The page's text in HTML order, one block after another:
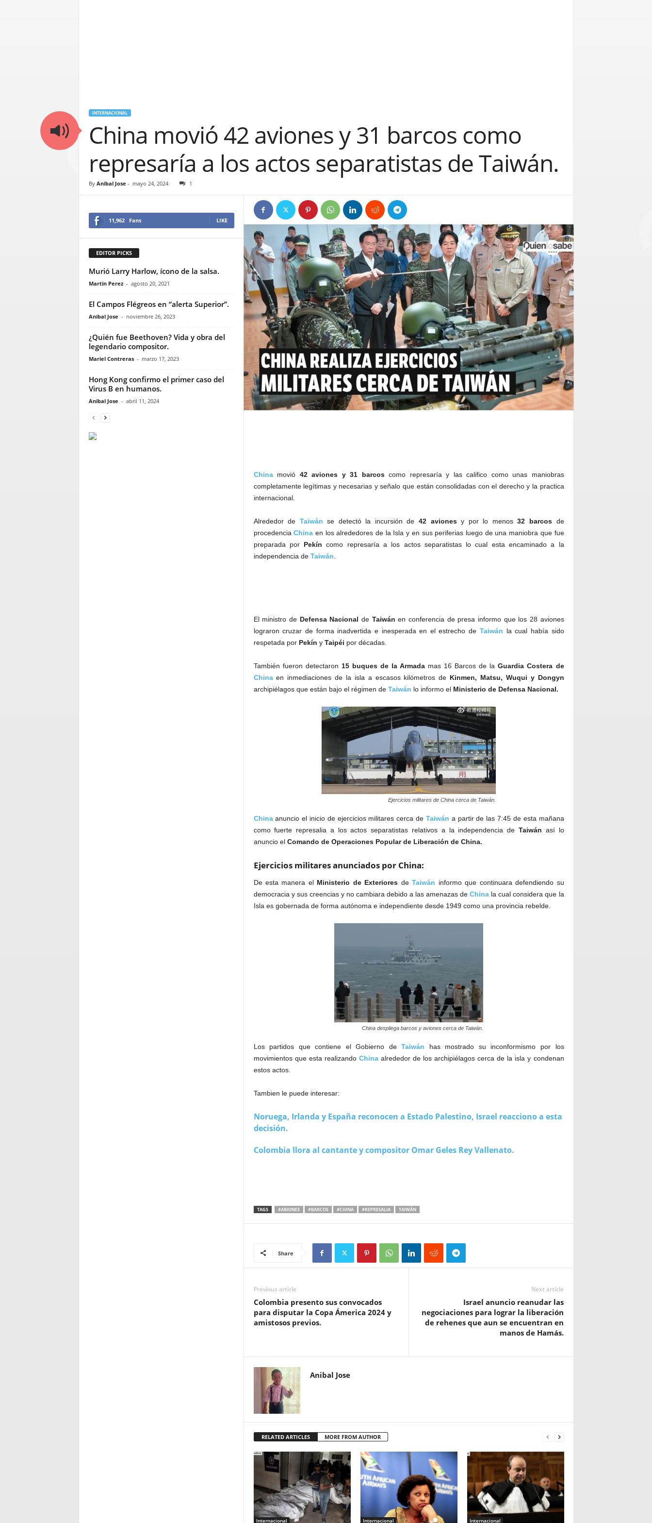
INTERNACIONAL
China movió 42 aviones y 31 barcos como
represaría a los actos separatistas de Taiwán.
By Anibal Jose - mayo 24, 2024 1
Chinamovió 42 aviones y 31 barcoscomo represaría y las califico como unas maniobras
completamente legítimas y necesarias y señalo que están consolidadas con el derecho y la practica
internacional.
Alrededor de Taiwán se detectó la incursión de 42 avionesy por lo menos32 barcosde
procedenciaChina en los alrededores de la Isla y en sus periferias luego de una maniobra que fue
preparada por Pekín como represaría a los actos separatistas lo cual esta encaminado a la
independencia de Taiwán
El ministro de Defensa Nacional de Taiwán en conferencia de presa informo que los 28 aviones
lograron cruzar de forma inadvertida e inesperada en el estrecho de Taiwán la cual había sido
respetada por Pekín y Taipéi por décadas.
También fueron detectaron 15 buques de la Armadamas 16 Barcos de laGuardia Costera de
Chinaen inmediaciones de la isla a escasos kilómetros de Kinmen, Matsu, Wuqui y Dongyn
archipiélagos que están bajo el régimen de Taiwán lo informo el Ministerio de Defensa Nacional.
Ejercicios militares de China cerca de Taiwán.
Chinaanuncio el inicio de ejercicios militares cerca de Taiwán a partir de las 7:45 de esta mañana
como fuerte represalia a los actos separatistas relativos a la independencia de Taiwán así lo
anuncio el Comando de Operaciones Popular de Liberación de China.
Ejercicios militares anunciados por China:
De esta manera elMinisterio de Exteriores deTaiwán informo que continuara defendiendo su
democracia y sus creencias y no cambiara debido a las amenazas deChina la cual considera que la
Isla es gobernada de forma autónoma e independiente desde 1949 como una provincia rebelde.
China despliega barcos y aviones cerca de Taiwán.
Los partidos que contiene el Gobierno deTaiwán has mostrado su inconformismo por los
movimientos que esta realizando Chinaalrededor de los archipiélagos cerca de la isla y condenan
estos actos.
Tambien le puede interesar:
Noruega, Irlanda y España reconocen a Estado Palestino, Israel reacciono a esta
decisión.
Colombia llora al cantante y compositor Omar Geles Rey Vallenato.
TAGS #ABIONES #BARCOS #CHINA #REPRESALIA TAIWÁN
Share
Previous article
Colombia presento sus convocados
para disputar la Copa Ámerica 2024 y
amistosos previos.
Next article
Israel anuncio reanudar las
negociaciones para lograr la liberación
de rehenes que aun se encuentran en
manos de Hamás.
Anibal Jose
RELATED ARTICLES MORE FROM AUTHOR
Internacional Internacional Internacional
11,962 Fans LIKE
EDITOR PICKS
Murió Larry Harlow, ícono de la salsa.
Martin Perez - agosto 20, 2021
El Campos Flégreos en “alerta Superior”.
Anibal Jose - noviembre 26, 2023
¿Quién fue Beethoven? Vida y obra del
legendario compositor.
Mariel Contreras - marzo 17, 2023
Hong Kong confirmo el primer caso del
Virus B en humanos.
Anibal Jose - abril 11, 2024